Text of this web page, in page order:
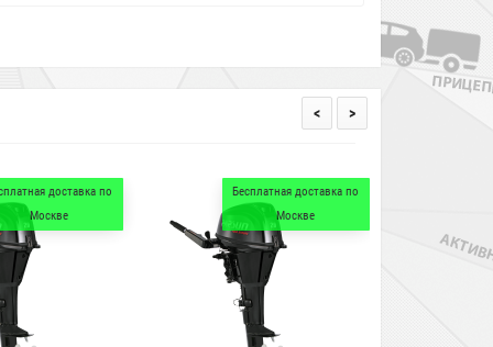
Бесплатная доставка по
Жилеты в подарок
НЕРЕГИСТРАТ
< >